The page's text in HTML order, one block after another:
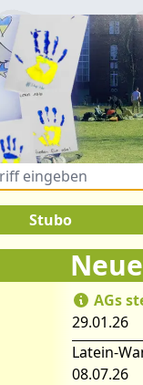
SOMMERFERIEN !
Stubo
AGs
29.01.26
08.07.26